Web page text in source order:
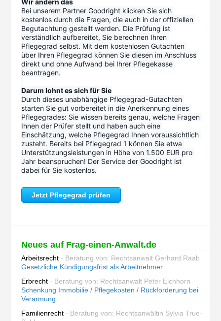
Wir ändern das
Bei unserem Partner Goodright klicken Sie sich
kostenlos durch die Fragen, die auch in der offiziellen
Begutachtung gestellt werden. Die Prüfung ist
verständlich aufbereitet, Sie berechnen Ihren
Pflegegrad selbst. Mit dem kostenlosen Gutachten
über Ihren Pflegegrad können Sie diesen im Anschluss
direkt und ohne Aufwand bei Ihrer Pflegekasse
beantragen.
Darum lohnt es sich für Sie
Durch dieses unabhängige Pflegegrad-Gutachten
starten Sie gut vorbereitet in die Anerkennung eines
Pflegegrades: Sie wissen bereits genau, welche Fragen
Ihnen der Prüfer stellt und haben auch eine
Einschätzung, welche Pflegegrad Ihnen voraussichtlich
zusteht. Bereits bei Pflegegrad 1 können Sie etwa
Unterstützungsleistungen in Höhe von 1.500 EUR pro
Jahr beanspruchen! Der Service der Goodright ist
dabei für Sie kostenlos.
Jetzt Pflegegrad prüfen
Neues auf Frag-einen-Anwalt.de
Arbeitsrecht - Beratung von: Rechtsanwalt Gerhard Raab
Gesetzliche Kündigungsfrist als Arbeitnehmer
Erbrecht - Beratung von: Rechtsanwalt Peter Eichhorn
Schenkung Immobilie / Pflegekosten / Rückforderung bei
Verarmung
Familienrecht - Beratung von: Rechtsanwältin Sylvia True-